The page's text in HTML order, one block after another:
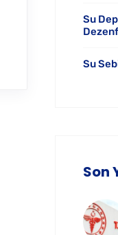
Su
Su
Son